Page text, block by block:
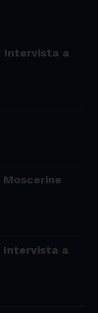
Intervista a
Intervista a